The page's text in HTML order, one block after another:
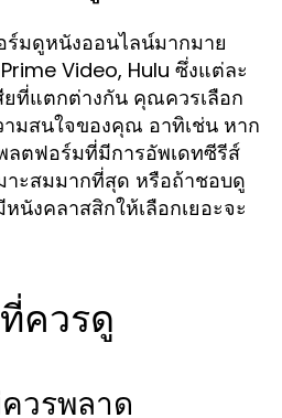
มดูหนังออนไลน์มากมาย
Video, Hulu ซึ่งแต่ละ
ที่แตกต่างกัน คุณควรเลือก
มสนใจของคุณ อาทิเช่น หาก
ลตฟอร์มที่มีการอัพเดทซีรีส์
าะสมมากที่สุด หรือถ้าชอบดู
นังคลาสสิกให้เลือกเยอะจะ
ควรดู
วรพลาด